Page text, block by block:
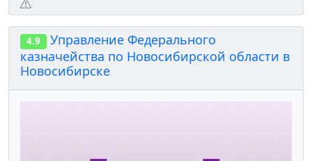
4.9
Управление Федерального
казначейства по Новосибирской области в
Новосибирске